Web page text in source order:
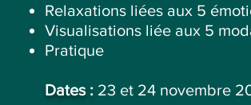
Relaxations liées aux 5
Visualisations liée aux 5
Pratique
Dates : 23 et 24 novembre